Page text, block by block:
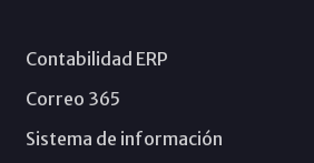
Contabilidad ERP
Correo 365
Sistema de información